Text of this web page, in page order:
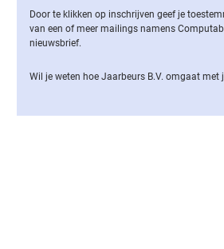
Door te klikken op inschrijven geef je
van een of meer mailings namens
nieuwsbrief.
Wil je weten hoe Jaarbeurs B.V. omgaat met